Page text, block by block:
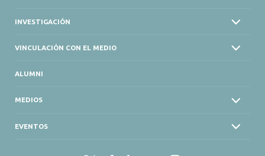
INVESTIGACIÓN
VINCULACIÓN CON EL MEDIO
ALUMNI
MEDIOS
EVENTOS